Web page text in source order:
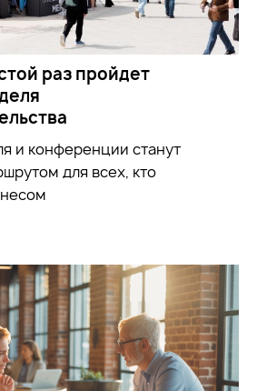
раз пройдет
и конференции станут
для всех, кто